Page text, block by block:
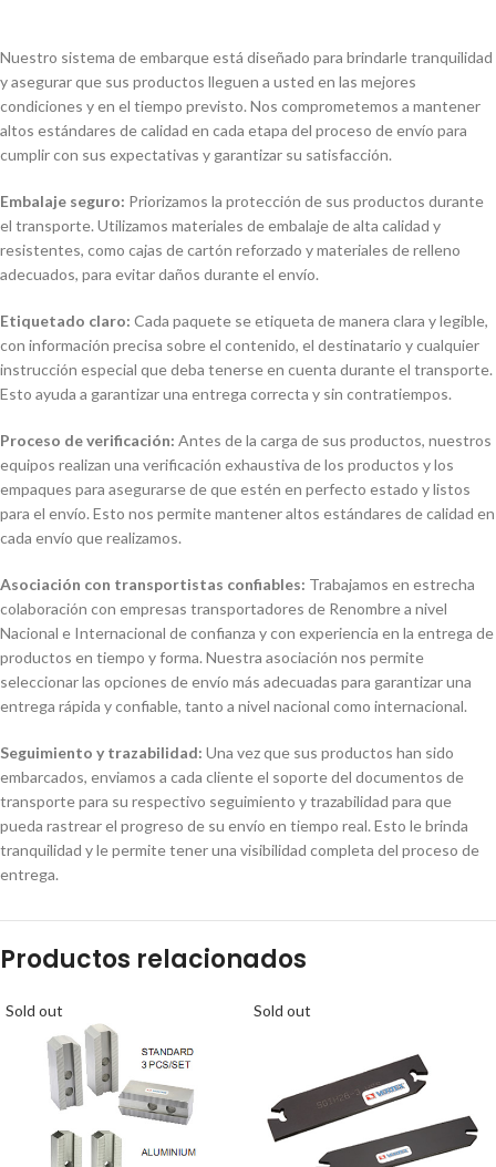
Nuestro sistema de embarque está diseñado para brindarle tranquilidad
y asegurar que sus productos lleguen a usted en las mejores
condiciones y en el tiempo previsto. Nos comprometemos a mantener
altos estándares de calidad en cada etapa del proceso de envío para
cumplir con sus expectativas y garantizar su satisfacción.
Embalaje seguro: Priorizamos la protección de sus productos durante
el transporte. Utilizamos materiales de embalaje de alta calidad y
resistentes, como cajas de cartón reforzado y materiales de relleno
adecuados, para evitar daños durante el envío.
Etiquetado claro: Cada paquete se etiqueta de manera clara y legible,
con información precisa sobre el contenido, el destinatario y cualquier
instrucción especial que deba tenerse en cuenta durante el transporte.
Esto ayuda a garantizar una entrega correcta y sin contratiempos.
Proceso de verificación: Antes de la carga de sus productos, nuestros
equipos realizan una verificación exhaustiva de los productos y los
empaques para asegurarse de que estén en perfecto estado y listos
para el envío. Esto nos permite mantener altos estándares de calidad en
cada envío que realizamos.
Asociación con transportistas confiables: Trabajamos en estrecha
colaboración con empresas transportadores de Renombre a nivel
Nacional e Internacional de confianza y con experiencia en la entrega de
productos en tiempo y forma. Nuestra asociación nos permite
seleccionar las opciones de envío más adecuadas para garantizar una
entrega rápida y confiable, tanto a nivel nacional como internacional.
Seguimiento y trazabilidad: Una vez que sus productos han sido
embarcados, enviamos a cada cliente el soporte del documentos de
transporte para su respectivo seguimiento y trazabilidad para que
pueda rastrear el progreso de su envío en tiempo real. Esto le brinda
tranquilidad y le permite tener una visibilidad completa del proceso de
entrega.
Productos relacionados
Sold out Sold out